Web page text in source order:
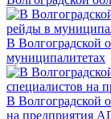
В Волгоградской
муниципалитетах
В Волгоградской
на предприятия